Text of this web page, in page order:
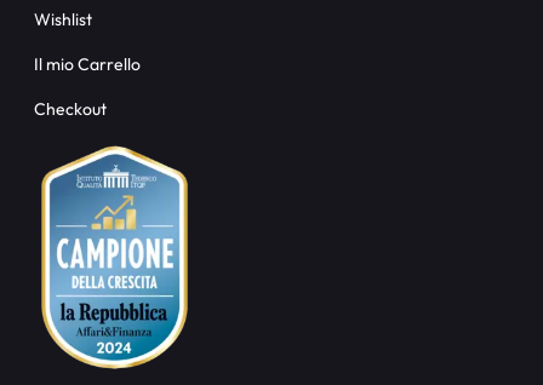
Wishlist
Il mio Carrello
Checkout